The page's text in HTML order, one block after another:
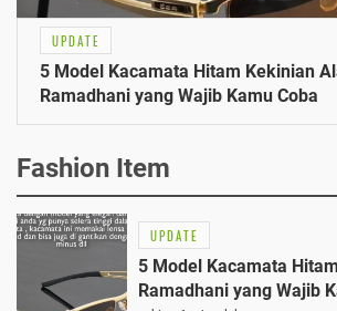
UPDATE
5 Model Kacamata Hitam Kekinian
Ramadhani yang Wajib Kamu Coba
Fashion Item
UPDATE
5 Model Kacamata
Ramadhani yang Wajib